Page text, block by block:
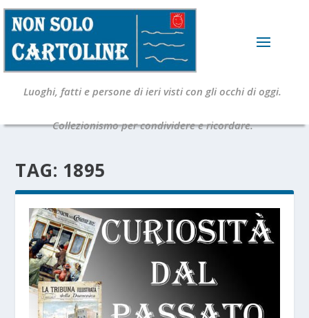
Luoghi, fatti e persone di ieri visti con gli occhi di oggi.
Collezionismo per condividere e ricordare.
TAG: 1895